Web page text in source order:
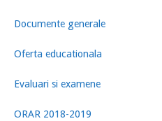
Documente generale
Oferta educationala
Evaluari si examene
ORAR 2018-2019